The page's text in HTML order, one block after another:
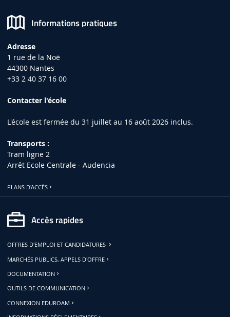
Informations pratiques
Adresse
1 rue de la Noë
44300 Nantes
+33 2 40 37 16 00
Contacter l'école
L'école est fermée du 31 juillet au 16 août 2026 inclus.
Transports :
Tram ligne 2
Arrêt Ecole Centrale - Audencia
PLANS D'ACCÈS
Accès rapides
OFFRES D'EMPLOI ET CANDIDATURES
MARCHÉS PUBLICS, APPELS D'OFFRE
DOCUMENTATION
OUTILS DE COMMUNICATION
CONNEXION EDUROAM